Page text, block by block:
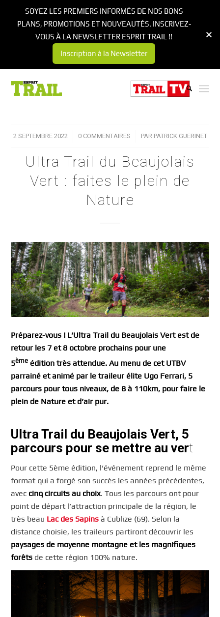
2 SEPTEMBRE 2022
/ 0 COMMENTAIRES
/ PAR PATRICK GUERINET
Ultra Trail du Beaujolais
Vert : faites le plein de
Nature
Préparez-vous ! L’Ultra Trail du Beaujolais Vert est de
retour les 7 et 8 octobre prochains pour une
5ème édition très attendue. Au menu de cet UTBV
parrainé et animé par le traileur élite Ugo Ferrari, 5
parcours pour tous niveaux, de 8 à 110km, pour faire le
plein de Nature et d’air pur.
Ultra Trail du Beaujolais Vert, 5
parcours pour se mettre au vert
Pour cette 5ème édition, l’événement reprend le même
format qui a forgé son succès les années précédentes,
avec cinq circuits au choix. Tous les parcours ont pour
point de départ l’attraction principale de la région, le
très beau Lac des Sapins à Cublize (69). Selon la
distance choisie, les traileurs partiront découvrir les
paysages de moyenne montagne et les magnifiques
forêts de cette région 100% nature.
SOYEZ LES PREMIERS INFORMÉS DE NOS BONS
PLANS, PROMOTIONS ET NOUVEAUTÉS. INSCRIVEZ-
VOUS À LA NEWSLETTER ESPRIT TRAIL !!
Inscription à la Newsletter